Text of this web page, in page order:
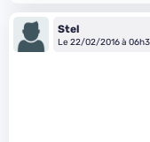
Stel
Le 22/02/2016 à